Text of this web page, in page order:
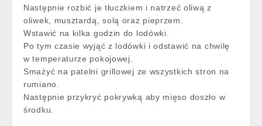
Następnie rozbić je tłuczkiem i natrzeć oliwą z
oliwek, musztardą, solą oraz pieprzem.
Wstawić na kilka godzin do lodówki.
Po tym czasie wyjąć z lodówki i odstawić na chwilę
w temperaturze pokojowej.
Smażyć na patelni grillowej ze wszystkich stron na
rumiano.
Następnie przykryć pokrywką aby mięso doszło w
środku.